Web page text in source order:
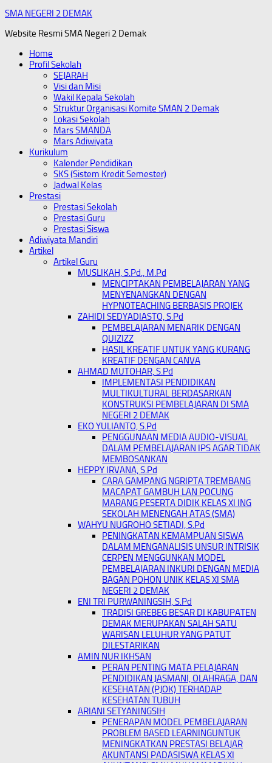
SMA NEGERI 2 DEMAK
Website Resmi SMA Negeri 2 Demak
Home
Profil Sekolah
SEJARAH
Visi dan Misi
Wakil Kepala Sekolah
Struktur Organisasi Komite SMAN 2 Demak
Lokasi Sekolah
Mars SMANDA
Mars Adiwiyata
Kurikulum
Kalender Pendidikan
SKS (Sistem Kredit Semester)
Jadwal Kelas
Prestasi
Prestasi Sekolah
Prestasi Guru
Prestasi Siswa
Adiwiyata Mandiri
Artikel
Artikel Guru
MUSLIKAH, S.Pd., M.Pd
MENCIPTAKAN PEMBELAJARAN YANG
MENYENANGKAN DENGAN
HYPNOTEACHING BERBASIS PROJEK
ZAHIDI SEDYADIASTO, S.Pd
PEMBELAJARAN MENARIK DENGAN
QUIZIZZ
HASIL KREATIF UNTUK YANG KURANG
KREATIF DENGAN CANVA
AHMAD MUTOHAR, S.Pd
IMPLEMENTASI PENDIDIKAN
MULTIKULTURAL BERDASARKAN
KONSTRUKSI PEMBELAJARAN DI SMA
NEGERI 2 DEMAK
EKO YULIANTO, S.Pd
PENGGUNAAN MEDIA AUDIO-VISUAL
DALAM PEMBELAJARAN IPS AGAR TIDAK
MEMBOSANKAN
HEPPY IRVANA, S.Pd
CARA GAMPANG NGRIPTA TREMBANG
MACAPAT GAMBUH LAN POCUNG
MARANG PESERTA DIDIK KELAS XI ING
SEKOLAH MENENGAH ATAS (SMA)
WAHYU NUGROHO SETIADI, S.Pd
PENINGKATAN KEMAMPUAN SISWA
DALAM MENGANALISIS UNSUR INTRISIK
CERPEN MENGGUNKAN MODEL
PEMBELAJARAN INKURI DENGAN MEDIA
BAGAN POHON UNIK KELAS XI SMA
NEGERI 2 DEMAK
ENI TRI PURWANINGSIH, S.Pd
TRADISI GREBEG BESAR DI KABUPATEN
DEMAK MERUPAKAN SALAH SATU
WARISAN LELUHUR YANG PATUT
DILESTARIKAN
AMIN NUR IKHSAN
PERAN PENTING MATA PELAJARAN
PENDIDIKAN JASMANI, OLAHRAGA, DAN
KESEHATAN (PJOK) TERHADAP
KESEHATAN TUBUH
ARIANI SETYANINGSIH
PENERAPAN MODEL PEMBELAJARAN
PROBLEM BASED LEARNINGUNTUK
MENINGKATKAN PRESTASI BELAJAR
AKUNTANSI PADASISWA KELAS XI